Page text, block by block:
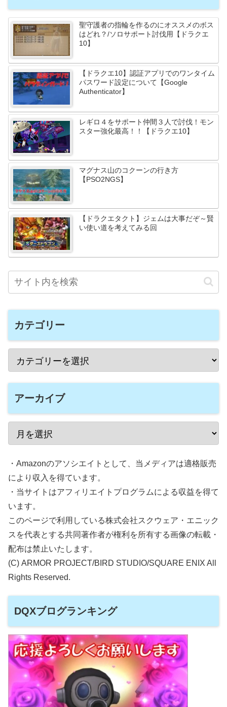
聖守護者の指輪を作るのにオススメのボス
はどれ？/ソロサポート討伐用【ドラクエ
10】
【ドラクエ10】認証アプリでのワンタイム
パスワード設定について【Google
Authenticator】
レギロ４をサポート仲間３人で討伐！モン
スター強化最高！！【ドラクエ10】
マグナス山のコクーンの行き方
【PSO2NGS】
【ドラクエタクト】ジェムは大事だぞ～賢
い使い道を考えてみる回
カテゴリー
アーカイブ
・Amazonのアソシエイトとして、当メディアは適格販売
により収入を得ています。
・当サイトはアフィリエイトプログラムによる収益を得て
います。
このページで利用している株式会社スクウェア・エニック
スを代表とする共同著作者が権利を所有する画像の転載・
配布は禁止いたします。
(C) ARMOR PROJECT/BIRD STUDIO/SQUARE ENIX All
Rights Reserved.
DQXブログランキング